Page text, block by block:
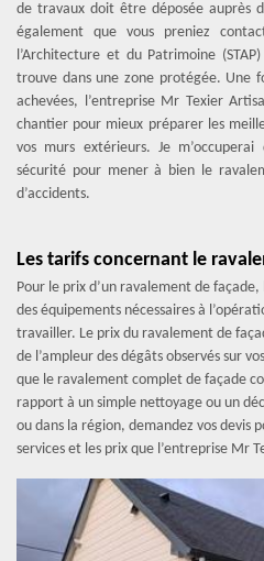
de travaux doit être déposée auprès
également que vous preniez
l’Architecture et du Patrimoine
trouve dans une zone protégée. Une
achevées, l’entreprise Mr Texier
chantier pour mieux préparer les
vos murs extérieurs. Je
sécurité pour mener à bien le
d’accidents.
Les tarifs concernant le
Pour le prix d’un ravalement de
des équipements nécessaires à
travailler. Le prix du ravalement de
de l’ampleur des dégâts observés sur
que le ravalement complet de façade
rapport à un simple nettoyage ou un
ou dans la région, demandez vos devis
services et les prix que l’entreprise Mr